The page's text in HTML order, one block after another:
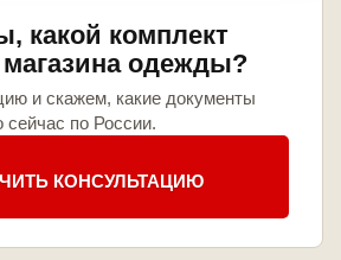
какой комплект
одежды?
и скажем, какие документы
сейчас по России.
КОНСУЛЬТАЦИЮ